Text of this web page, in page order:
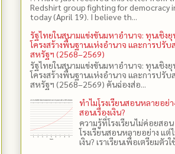
Redshirt group fighting for democracy
today (April 19). I believe th...
รัฐไทยในสนามแข่งขันมหาอำนาจ: ทุนเชิง
โครงสร้างพื้นฐานแห่งอำนาจ และการปรั
สหรัฐฯ (2568–2569)
รัฐไทยในสนามแข่งขันมหาอำนาจ: ทุนเชิง
โครงสร้างพื้นฐานแห่งอำนาจ และการปรั
สหรัฐฯ (2568–2569) คันฉ่องส่อ...
ทำไมโรงเรียนสอนหลายอย่
สอนเรื่องเงิน?
ความรู้ที่โรงเรียนไม่ค่อยสอ
โรงเรียนสอนหลายอย่าง แต่
เงิน? เราเรียนเพื่อเตรียมตัวใ